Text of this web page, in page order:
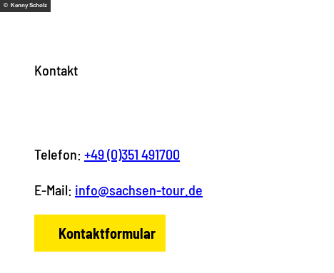
© Kenny Scholz
Kontakt
Telefon: +49 (0)351 491700
E-Mail: info@sachsen-tour.de
Kontaktformular